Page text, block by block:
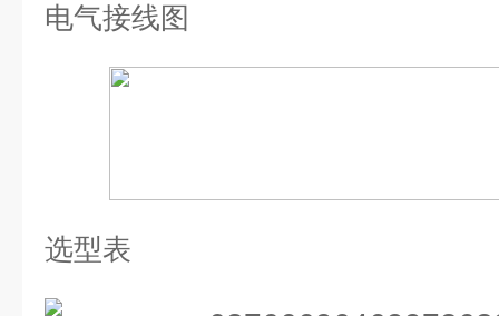
电气接线图
选型表